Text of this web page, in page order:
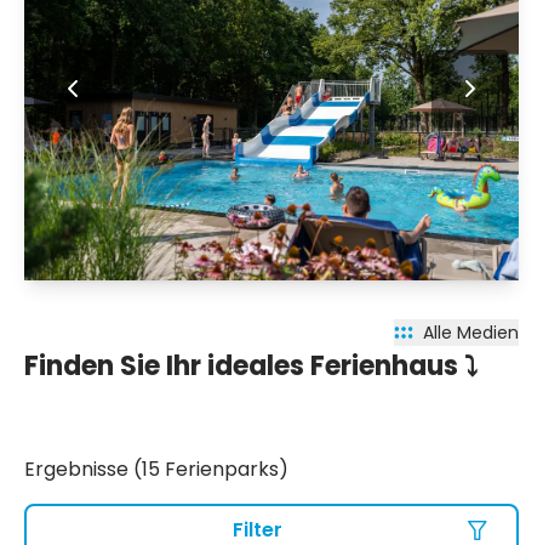
Alle Medien
Finden Sie Ihr ideales Ferienhaus ⤵
Ergebnisse (15 Ferienparks)
Filter